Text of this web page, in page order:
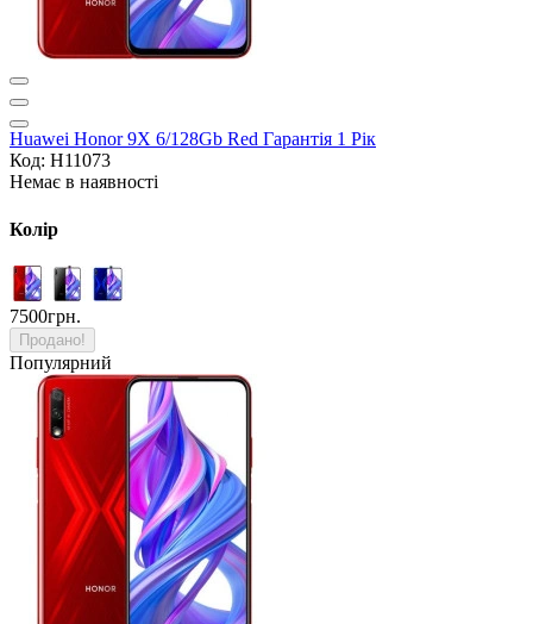
Huawei Honor 9X 6/128Gb Red Гарантія 1 Рік
Код: H11073
Немає в наявності
Колір
7500грн.
Продано!
Популярний